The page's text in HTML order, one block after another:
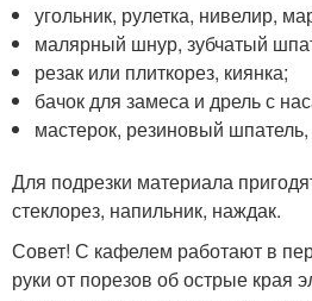
угольник, рулетка, нивелир,
малярный шнур, зубчатый
резак или плиткорез, киянка;
бачок для замеса и дрель с
мастерок, резиновый
Для подрезки материала
стеклорез, напильник, наждак.
Совет! С кафелем работают в
руки от порезов об острые края